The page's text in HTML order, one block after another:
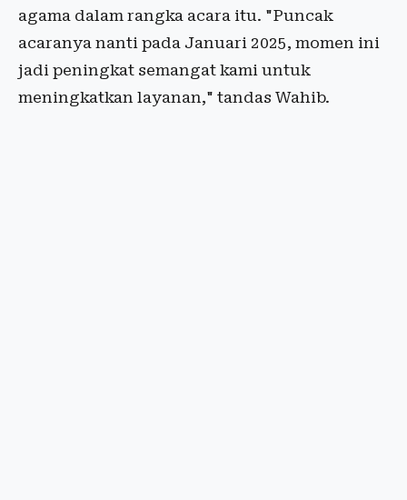
agama dalam rangka acara itu. "Puncak
acaranya nanti pada Januari 2025, momen ini
jadi peningkat semangat kami untuk
meningkatkan layanan," tandas Wahib.